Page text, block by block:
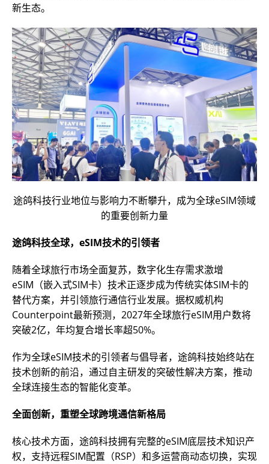
新生态。
途鸽科技行业地位与影响力不断攀升，成为全球eSIM领域
的重要创新力量
途鸽科技全球，eSIM技术的引领者
随着全球旅行市场全面复苏，数字化生存需求激增
eSIM（嵌入式SIM卡）技术正逐步成为传统实体SIM卡的
替代方案，并引领旅行通信行业发展。据权威机构
Counterpoint最新预测，2027年全球旅行eSIM用户数将
突破2亿，年均复合增长率超50%。
作为全球eSIM技术的引领者与倡导者，途鸽科技始终站在
技术创新的前沿，通过自主研发的突破性解决方案，推动
全球连接生态的智能化变革。
全面创新，重塑全球跨境通信新格局
核心技术方面，途鸽科技拥有完整的eSIM底层技术知识产
权，支持远程SIM配置（RSP）和多运营商动态切换，实现